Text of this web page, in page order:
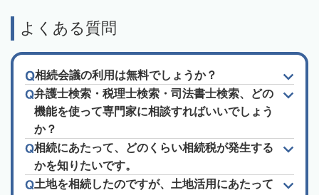
よくある質問
相続会議の利用は無料でしょうか？
弁護士検索・税理士検索・司法書士検索、どの
機能を使って専門家に相談すればいいでしょう
か？
相続にあたって、どのくらい相続税が発生する
かを知りたいです。
土地を相続したのですが、土地活用にあたって